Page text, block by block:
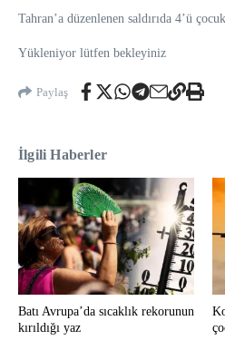
Tahran’a düzenlenen saldırıda 4’ü
Yükleniyor lütfen bekleyiniz
Paylaş
İlgili Haberler
Batı Avrupa’da sıcaklık rekorunun
kırıldığı yaz